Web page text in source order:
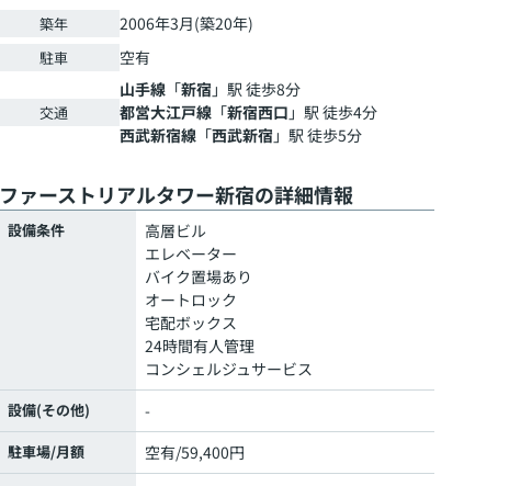
築年 2006年3月(築20年)
駐車 空有
交通
山手線 「新宿」駅 徒歩8分
都営大江戸線 「新宿西口 」駅 徒歩4分
西武新宿線 「西武新宿」駅 徒歩5分
ファーストリアルタワー新宿の詳細情報
設備条件
高層ビル
エレベーター
バイク置場あり
オートロック
宅配ボックス
24時間有人管理
コンシェルジュサービス
設備(その他) -
駐車場/月額 空有/59,400円